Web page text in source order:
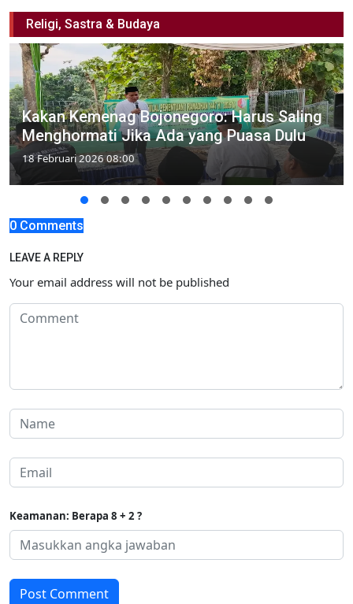
Religi, Sastra & Budaya
Kakan Kemenag Bojonegoro: Harus Saling
Menghormati Jika Ada yang Puasa Dulu
18 Februari 2026 08:00
0 Comments
LEAVE A REPLY
Your email address will not be published
Keamanan: Berapa 8 + 2 ?
Post Comment